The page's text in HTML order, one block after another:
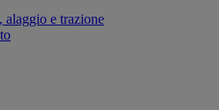
alaggio e trazione